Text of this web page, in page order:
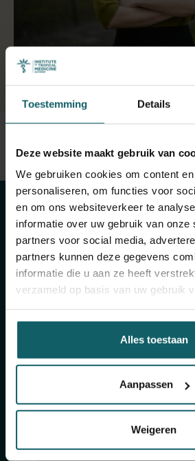
Toestemming Details
Deze website maakt gebruik van
We gebruiken cookies om content
personaliseren, om functies voor
en om ons websiteverkeer te
informatie over uw gebruik van onze
partners voor social media,
partners kunnen deze gegevens
informatie die u aan ze heeft
verzameld op basis van uw gebruik
Alles toestaan
Aanpassen
Weigeren
Selecteer een tabblad
View full fingerprint
Bekijk volledige lijst met projecten
Blijf op de
van onze
activiteiten
Schrijf je in voor onze algemene
The Healthropist, onze
fondsenwerving, om
te ontvangen over ons
inzichten, aankomende
opleidingen, en nog veel meer!
Schrijf je in voor onze
nieuwsbrief